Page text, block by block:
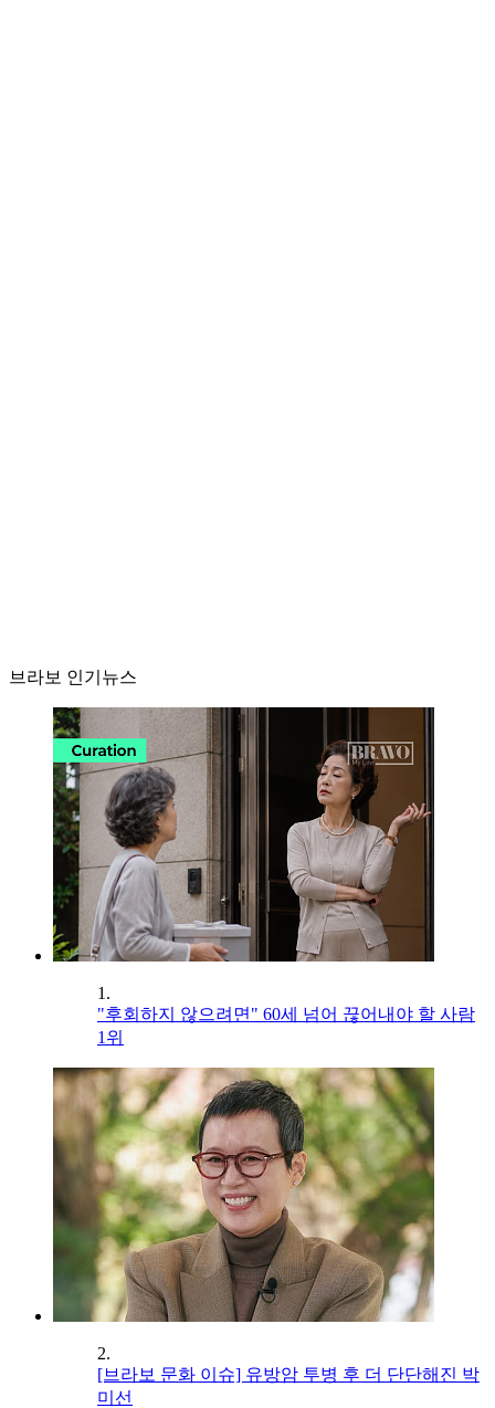
브라보 인기뉴스
1.
"후회하지 않으려면" 60세 넘어 끊어내야 할 사람
1위
2.
[브라보 문화 이슈] 유방암 투병 후 더 단단해진 박
미선